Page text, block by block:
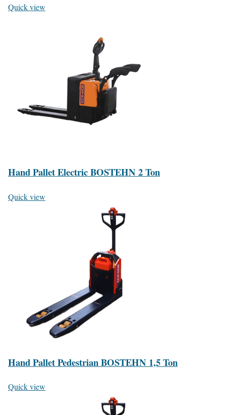
Quick view
Hand Pallet Electric BOSTEHN 2 Ton
Quick view
Hand Pallet Pedestrian BOSTEHN 1,5 Ton
Quick view